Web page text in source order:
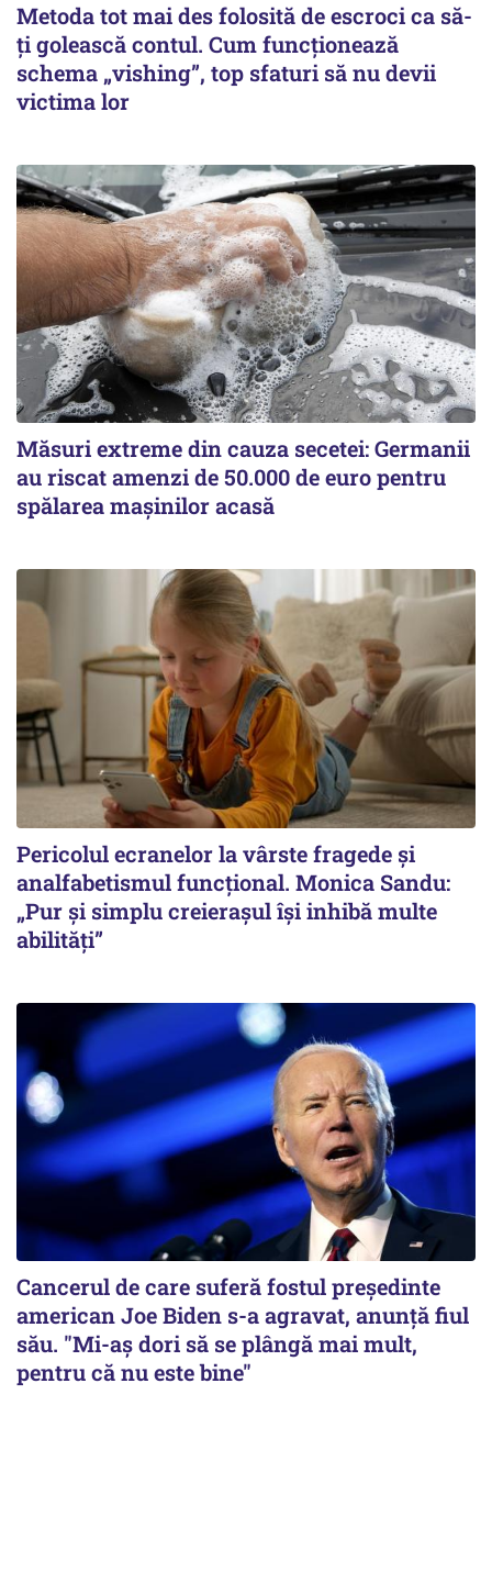
Metoda tot mai des folosită de escroci ca să-
ți golească contul. Cum funcționează
schema „vishing”, top sfaturi să nu devii
victima lor
Măsuri extreme din cauza secetei: Germanii
au riscat amenzi de 50.000 de euro pentru
spălarea mașinilor acasă
Pericolul ecranelor la vârste fragede și
analfabetismul funcțional. Monica Sandu:
„Pur și simplu creierașul își inhibă multe
abilități”
Cancerul de care suferă fostul preşedinte
american Joe Biden s-a agravat, anunță fiul
său. "Mi-aș dori să se plângă mai mult,
pentru că nu este bine"